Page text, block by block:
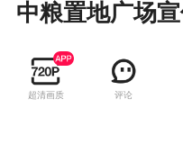
中粮置地广场
超清画质 评论